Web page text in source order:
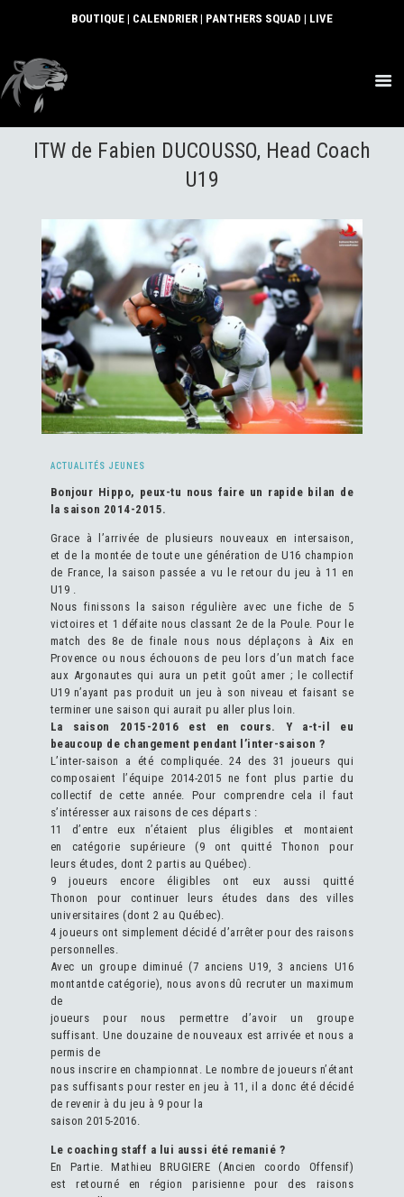
BOUTIQUE | CALENDRIER | PANTHERS SQUAD | LIVE
ACTUS
SECTIONS
PARTENAIRES
CONTACT
ITW de Fabien DUCOUSSO, Head Coach
U19
ACTUALITÉS JEUNES
Bonjour Hippo, peux-tu nous faire un rapide bilan de
la saison 2014-2015.
Grace à l’arrivée de plusieurs nouveaux en intersaison,
et de la montée de toute une génération de U16 champion
de France, la saison passée a vu le retour du jeu à 11 en
U19 .
Nous finissons la saison régulière avec une fiche de 5
victoires et 1 défaite nous classant 2e de la Poule. Pour le
match des 8e de finale nous nous déplaçons à Aix en
Provence ou nous échouons de peu lors d’un match face
aux Argonautes qui aura un petit goût amer ; le collectif
U19 n’ayant pas produit un jeu à son niveau et faisant se
terminer une saison qui aurait pu aller plus loin.
La saison 2015-2016 est en cours. Y a-t-il eu
beaucoup de changement pendant l’inter-saison ?
L’inter-saison a été compliquée. 24 des 31 joueurs qui
composaient l’équipe 2014-2015 ne font plus partie du
collectif de cette année. Pour comprendre cela il faut
s’intéresser aux raisons de ces départs :
11 d’entre eux n’étaient plus éligibles et montaient
en catégorie supérieure (9 ont quitté Thonon pour
leurs études, dont 2 partis au Québec).
9 joueurs encore éligibles ont eux aussi quitté
Thonon pour continuer leurs études dans des villes
universitaires (dont 2 au Québec).
4 joueurs ont simplement décidé d’arrêter pour des raisons
personnelles.
Avec un groupe diminué (7 anciens U19, 3 anciens U16
montantde catégorie), nous avons dû recruter un maximum
de
joueurs pour nous permettre d’avoir un groupe
suffisant. Une douzaine de nouveaux est arrivée et nous a
permis de
nous inscrire en championnat. Le nombre de joueurs n’étant
pas suffisants pour rester en jeu à 11, il a donc été décidé
de revenir à du jeu à 9 pour la
saison 2015-2016.
Le coaching staff a lui aussi été remanié ?
En Partie. Mathieu BRUGIERE (Ancien coordo Offensif)
est retourné en région parisienne pour des raisons